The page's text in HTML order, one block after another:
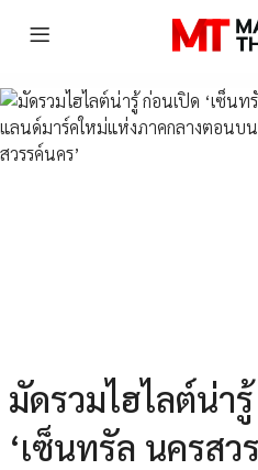
มัดรวมไฮไลต์น่า
‘เซ็นทรัล นครสว